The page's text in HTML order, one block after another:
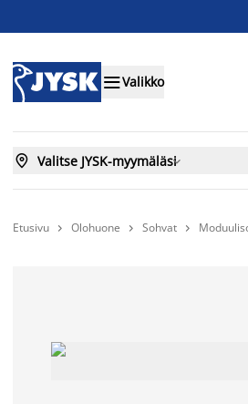
Valikko
 Valitse JYSK-myymäläsi
Etusivu  Olohuone  Sohvat 